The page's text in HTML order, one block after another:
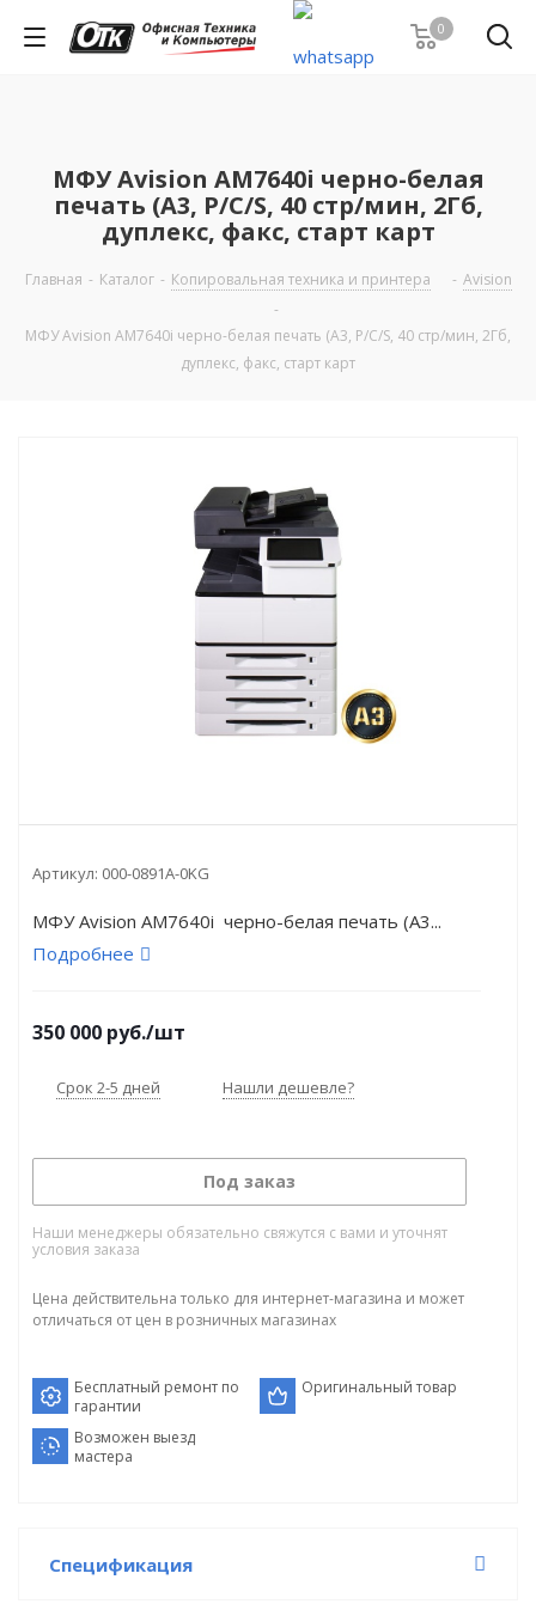
0
МФУ Avision AM7640i черно-белая
печать (A3, P/C/S, 40 стр/мин, 2Гб,
дуплекс, факс, старт карт
Главная - Каталог - Копировальная техника и принтера - Avision
-
МФУ Avision AM7640i черно-белая печать (A3, P/C/S, 40 стр/мин, 2Гб,
дуплекс, факс, старт карт
Артикул: 000-0891A-0KG
МФУ Avision AM7640i черно-белая печать (A3...
Подробнее
350 000 руб./шт
Срок 2-5 дней Нашли дешевле?
Под заказ
Наши менеджеры обязательно свяжутся с вами и уточнят
условия заказа
Цена действительна только для интернет-магазина и может
отличаться от цен в розничных магазинах
Бесплатный ремонт по
гарантии
Оригинальный товар
Возможен выезд
мастера
Спецификация